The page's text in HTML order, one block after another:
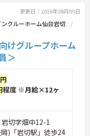
ながら定
に整って
るマネジ
ーへのキ
境で専門
お勧めで
め、各ホ
も携わる
直結しま
更新日：2026年08月05日
クルーホーム仙台岩切
けグループホーム
＞
程度 ※月給×12ヶ
切字畑中12-1
)「岩切駅」徒歩24